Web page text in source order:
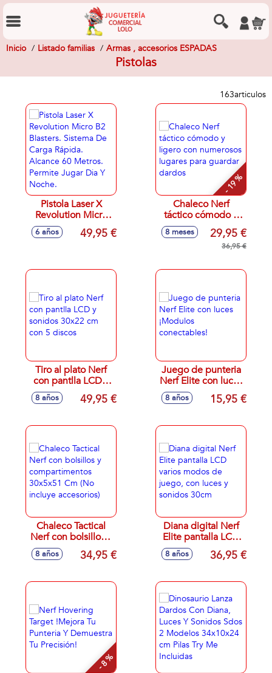
Inicio Listado familias Armas , accesorios ESPADAS
Pistolas
163articulos
Pistola Laser X
Revolution Micro
B2 Blasters.
Sistema De Carga
Jugar Dia Y Noche.
6 años 49,95 €
- 19 %
Chaleco Nerf
táctico cómodo y
ligero con
numerosos lugares
para guardar
8 meses 29,95 €
36,95 €
Tiro al plato Nerf
con pantlla LCD y
sonidos 30x22 cm
con 5 discos
8 años 49,95 €
Juego de punteria
Nerf Elite con luces
¡Modulos
conectables!
8 años 15,95 €
Chaleco Tactical
Nerf con bolsillos y
compartimentos
30x5x51 Cm (No
8 años 34,95 €
Diana digital Nerf
Elite pantalla LCD
varios modos de
juego, con luces y
8 años 36,95 €
- 8 %